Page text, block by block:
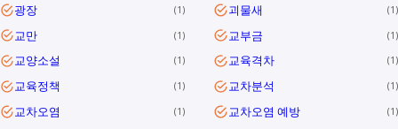
광장 1 괴물새 1
교만 1 교부금 1
교양소설 1 교육격차 1
교육정책 1 교차분석 1
교차오염 1 교차오염 예방 1